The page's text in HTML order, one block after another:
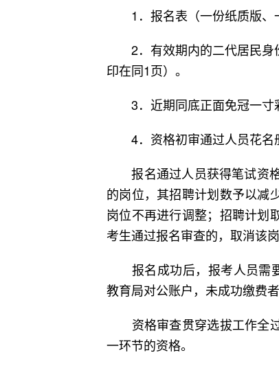
1．报名表（一份纸质版、
2．有效期内的二代居民身
印在同1页）。
3．近期同底正面免冠一寸
4．资格初审通过人员花名
报名通过人员获得笔试资格
的岗位，其招聘计划数予以减
岗位不再进行调整；招聘计划
考生通过报名审查的，取消该
报名成功后，报考人员需
教育局对公账户，未成功缴费
资格审查贯穿选拔工作全过
一环节的资格。